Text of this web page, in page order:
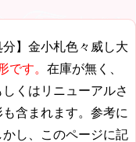
】金小札色々威し大
です。 在庫が無く、
くはリニューアルさ
含まれます。参考に
し、このページに記